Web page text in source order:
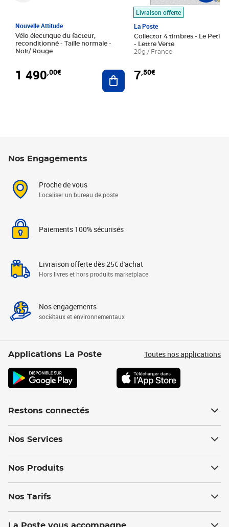
Nouvelle Attitude
Vélo électrique du facteur,
reconditionné - Taille normale -
Noir/ Rouge
1 490,00€ Ajouter au panier
Livraison offerte
La Poste
Collector 4 timbres - Le Petit
- Lettre Verte
20g / France
7,50€
Nos Engagements
Proche de vous
Localiser un bureau de poste
Paiements 100% sécurisés
Livraison offerte dès 25€ d'achat
Hors livres et hors produits marketplace
Nos engagements
sociétaux et environnementaux
Applications La Poste Toutes nos applications
Restons connectés
Nos Services
Nos Produits
Nos Tarifs